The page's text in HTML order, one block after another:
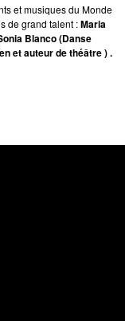
et musiques du Monde
de grand talent :Maria
Blanco (Danse
et auteur de théâtre ) .